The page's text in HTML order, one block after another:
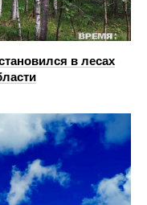
в лесах